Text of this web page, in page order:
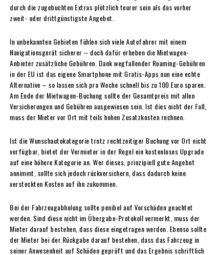
durch die zugebuchten Extras plötzlich teurer sein als das vorher
zweit- oder drittgünstigste Angebot.
In unbekannten Gebieten fühlen sich viele Autofahrer mit einem
Navigationsgerät sicherer – doch dafür erheben die Mietwagen-
Anbieter zusätzliche Gebühren. Dank wegfallender Roaming-Gebühren
in der EU ist das eigene Smartphone mit Gratis-Apps nun eine echte
Alternative – so lassen sich pro Woche schnell bis zu 100 Euro sparen.
Am Ende der Mietwagen-Buchung sollte der Gesamtpreis mit allen
Versicherungen und Gebühren ausgewiesen sein. Ist dies nicht der Fall,
muss der Mieter vor Ort mit teils hohen Zusatzkosten rechnen.
Ist die Wunschautokategorie trotz rechtzeitiger Buchung vor Ort nicht
verfügbar, bietet der Vermieter in der Regel ein kostenloses Upgrade
auf eine höhere Kategorie an. Wer dieses, prinzipiell gute Angebot
annimmt, sollte sich jedoch rückversichern, dass dadurch keine
versteckten Kosten auf ihn zukommen.
Bei der Fahrzeugabholung sollte penibel auf Vorschäden geachtet
werden. Sind diese nicht im Übergabe-Protokoll vermerkt, muss der
Mieter darauf bestehen, dass diese eingetragen werden. Ebenso sollte
der Mieter bei der Rückgabe darauf bestehen, dass das Fahrzeug in
seiner Anwesenheit auf Schäden geprüft und das Ergebnis schriftlich